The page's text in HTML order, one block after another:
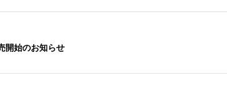
開始のお知らせ